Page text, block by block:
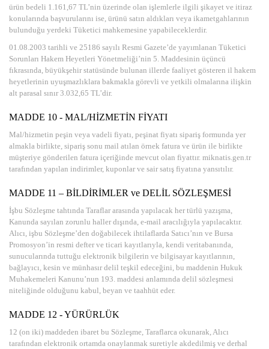
ürün bedeli 1.161,67 TL’nin üzerinde olan işlemlerle ilgili şikayet ve itiraz
konularında başvurularını ise, ürünü satın aldıkları veya ikametgahlarının
bulunduğu yerdeki Tüketici mahkemesine yapabileceklerdir.
01.08.2003 tarihli ve 25186 sayılı Resmi Gazete’de yayımlanan Tüketici
Sorunları Hakem Heyetleri Yönetmeliği’nin 5. Maddesinin üçüncü
fıkrasında, büyükşehir statüsünde bulunan illerde faaliyet gösteren il hakem
heyetlerinin uyuşmazlıklara bakmakla görevli ve yetkili olmalarına ilişkin
alt parasal sınır 3.032,65 TL’dir.
MADDE 10 - MAL/HİZMETİN FİYATI
Mal/hizmetin peşin veya vadeli fiyatı, peşinat fiyatı sipariş formunda yer
almakla birlikte, sipariş sonu mail atılan örnek fatura ve ürün ile birlikte
müşteriye gönderilen fatura içeriğinde mevcut olan fiyattır. miknatis.gen.tr
tarafından yapılan indirimler, kuponlar ve sair satış fiyatına yansıtılır.
MADDE 11 – BİLDİRİMLER ve DELİL SÖZLEŞMESİ
İşbu Sözleşme tahtında Taraflar arasında yapılacak her türlü yazışma,
Kanunda sayılan zorunlu haller dışında, e-mail aracılığıyla yapılacaktır.
Alıcı, işbu Sözleşme’den doğabilecek ihtilaflarda Satıcı’nın ve Bursa
Promosyon’in resmi defter ve ticari kayıtlarıyla, kendi veritabanında,
sunucularında tuttuğu elektronik bilgilerin ve bilgisayar kayıtlarının,
bağlayıcı, kesin ve münhasır delil teşkil edeceğini, bu maddenin Hukuk
Muhakemeleri Kanunu’nun 193. maddesi anlamında delil sözleşmesi
niteliğinde olduğunu kabul, beyan ve taahhüt eder.
MADDE 12 - YÜRÜRLÜK
12 (on iki) maddeden ibaret bu Sözleşme, Taraflarca okunarak, Alıcı
tarafından elektronik ortamda onaylanmak suretiyle akdedilmiş ve derhal